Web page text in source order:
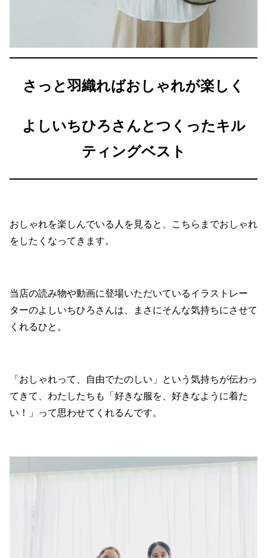
さっと羽織ればおしゃれが楽しく
よしいちひろさんとつくったキル
ティングベスト
おしゃれを楽しんでいる人を見ると、こちらまでおしゃれ
をしたくなってきます。
当店の読み物や動画に登場いただいているイラストレー
ターのよしいちひろさんは、まさにそんな気持ちにさせて
くれるひと。
「おしゃれって、自由でたのしい」という気持ちが伝わっ
てきて、わたしたちも「好きな服を、好きなように着た
い！」って思わせてくれるんです。